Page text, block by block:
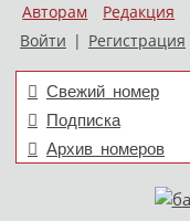
Авторам Редакция
Войти | Регистрация
Свежий номер
Подписка
Архив номеров